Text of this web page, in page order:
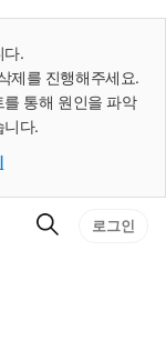
다.
제를 진행해주세요.
통해 원인을 파악
니다.
검
로그인